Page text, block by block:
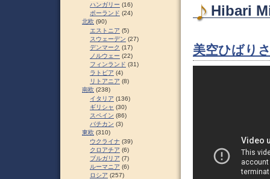
Hibari
美空ひばり
ハンガリー (16)
ポーランド (24)
北欧 (90)
エストニア (5)
スウェーデン (27)
デンマーク (17)
ノルウェー (22)
フィンランド (31)
ラトビア (4)
リトアニア (8)
南欧 (238)
イタリア (136)
ギリシャ (30)
スペイン (86)
バチカン (3)
東欧 (310)
ウクライナ (39)
クロアチア (6)
ブルガリア (7)
ルーマニア (6)
ロシア (257)